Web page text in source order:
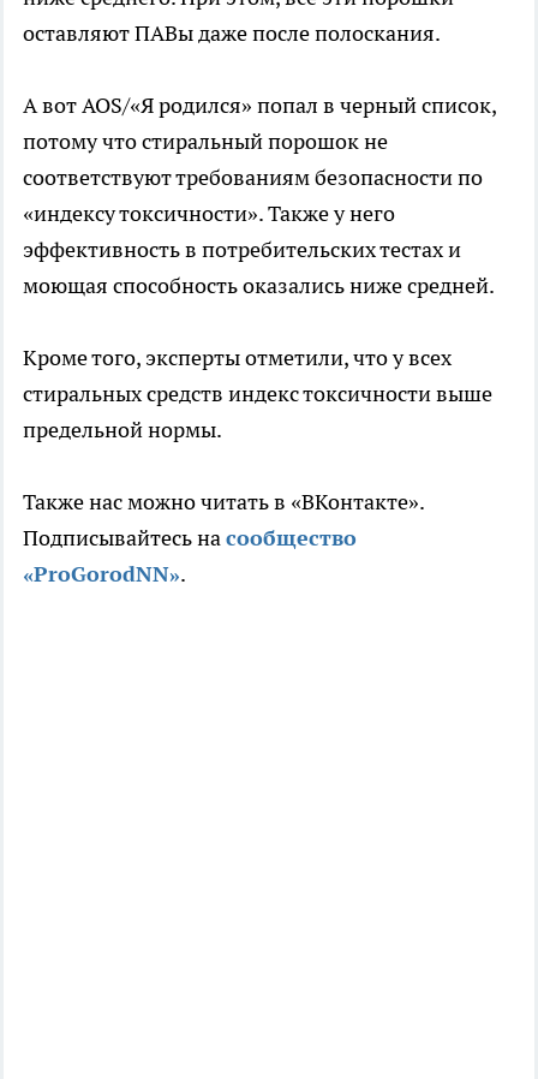
оставляют ПАВы даже после полоскания.
А вот AOS/«Я родился» попал в черный список,
потому что стиральный порошок не
соответствуют требованиям безопасности по
«индексу токсичности». Также у него
эффективность в потребительских тестах и
моющая способность оказались ниже средней.
Кроме того, эксперты отметили, что у всех
стиральных средств индекс токсичности выше
предельной нормы.
Также нас можно читать в «ВКонтакте».
Подписывайтесь насообщество
«ProGorodNN».